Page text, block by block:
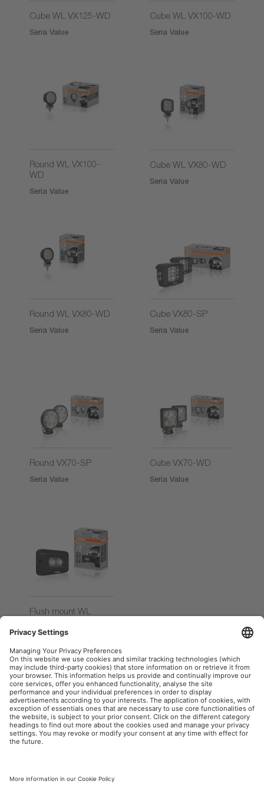
Cube WL VX125-WD
Seria Value
Cube WL VX100-WD
Seria Value
Round WL VX100-
WD
Seria Value
Cube WL VX80-WD
Seria Value
Round WL VX80-WD
Seria Value
2)
Cube VX80-SP
Seria Value
2)
Round VX70-SP
Seria Value
2)
Cube VX70-WD
Seria Value
Flush mount WL
Seria Value
OSRAM AutoMoto w mediach społecznościowych
Informacje firmowe
Warunki użytkowania